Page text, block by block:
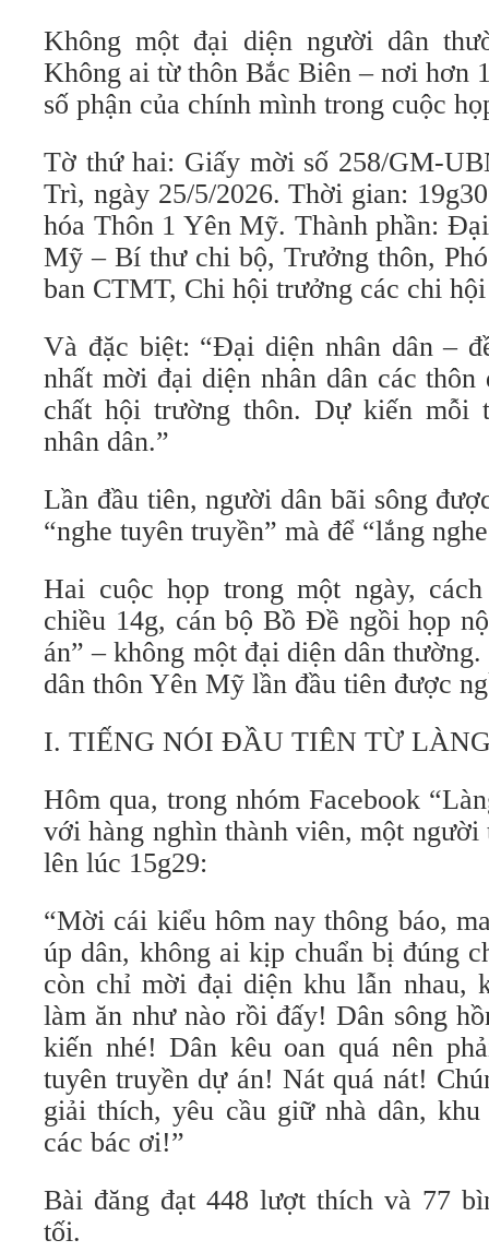
Không một đại diện người dân
Không ai từ thôn Bắc Biên – nơi hơn
số phận của chính mình trong cuộc
Tờ thứ hai: Giấy mời số 258/GM-
Trì, ngày 25/5/2026. Thời gian:
hóa Thôn 1 Yên Mỹ. Thành phần:
Mỹ – Bí thư chi bộ, Trưởng thôn,
ban CTMT, Chi hội trưởng các chi
Và đặc biệt: “Đại diện nhân dân –
nhất mời đại diện nhân dân các
chất hội trường thôn. Dự kiến mỗi
nhân dân.”
Lần đầu tiên, người dân bãi sông
“nghe tuyên truyền” mà để “lắng
Hai cuộc họp trong một ngày,
chiều 14g, cán bộ Bồ Đề ngồi họp
án” – không một đại diện dân
dân thôn Yên Mỹ lần đầu tiên được
I. TIẾNG NÓI ĐẦU TIÊN TỪ
Hôm qua, trong nhóm Facebook
với hàng nghìn thành viên, một người
lên lúc 15g29:
“Mời cái kiểu hôm nay thông báo,
úp dân, không ai kịp chuẩn bị đúng
còn chỉ mời đại diện khu lẫn nhau,
làm ăn như nào rồi đấy! Dân sông
kiến nhé! Dân kêu oan quá nên
tuyên truyền dự án! Nát quá nát!
giải thích, yêu cầu giữ nhà dân,
các bác ơi!”
Bài đăng đạt 448 lượt thích và 77
tối.